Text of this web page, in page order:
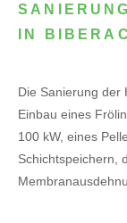
IN
Die Sanierung der
Einbau eines
100 kW, eines
Schichtspeichern,